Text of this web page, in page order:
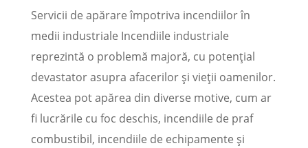
Servicii de apărare împotriva incendiilor în
medii industriale Incendiile industriale
reprezintă o problemă majoră, cu potențial
devastator asupra afacerilor și vieții oamenilor.
Acestea pot apărea din diverse motive, cum ar
fi lucrările cu foc deschis, incendiile de praf
combustibil, incendiile de echipamente și